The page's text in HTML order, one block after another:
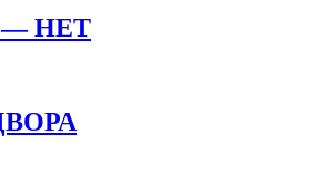
— НЕТ